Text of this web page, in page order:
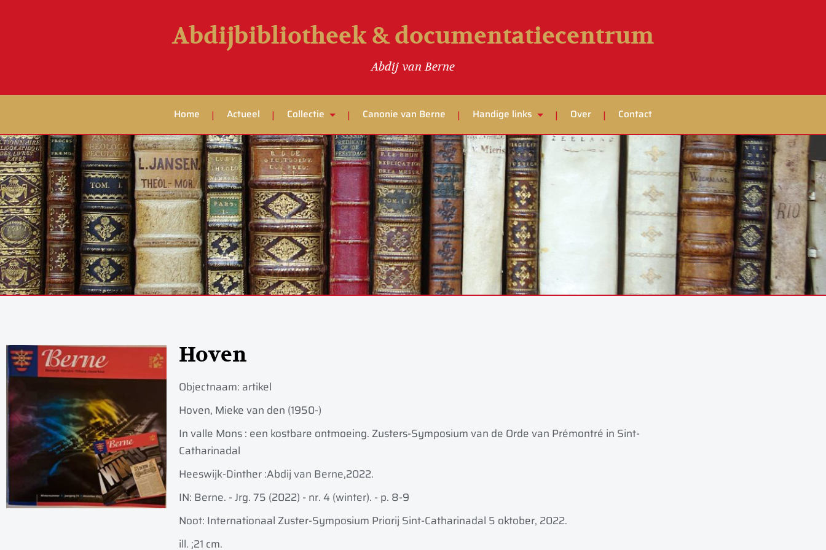
Abdijbibliotheek & documentatiecentrum
Abdij van Berne
Home Actueel Collectie Canonie van Berne Handige links Over Contact
Hoven
Objectnaam: artikel
Hoven, Mieke van den (1950-)
In valle Mons : een kostbare ontmoeing. Zusters-Symposium van de Orde van Prémontré in Sint-
Catharinadal
Heeswijk-Dinther :Abdij van Berne,2022.
IN: Berne. - Jrg. 75 (2022) - nr. 4 (winter). - p. 8-9
Noot: Internationaal Zuster-Symposium Priorij Sint-Catharinadal 5 oktober, 2022.
ill. ;21 cm.